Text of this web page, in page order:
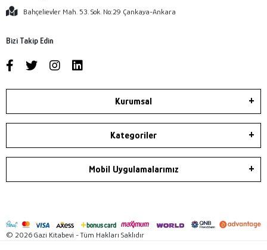
Bahçelievler Mah. 53. Sok. No:29 Çankaya-Ankara
Bizi Takip Edin
Kurumsal
Kategoriler
Mobil Uygulamalarımız
© 2026 Gazi Kitabevi - Tüm Hakları Saklıdır